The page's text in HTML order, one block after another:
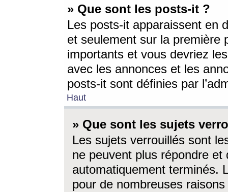
» Que sont les posts-it ?
Les posts-it apparaissent en
et seulement sur la première
importants et vous devriez
avec les annonces et les
posts-it sont définies par
Haut
» Que sont les sujets
Les sujets verrouillés sont
ne peuvent plus répondre
automatiquement terminés.
pour de nombreuses